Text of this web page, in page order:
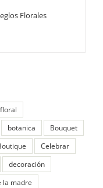
Florales
botanica
Bouquet
Celebrar
decoración
la madre